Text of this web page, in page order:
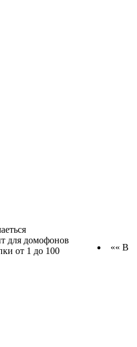
для домофонов
от 1 до 100
«« В